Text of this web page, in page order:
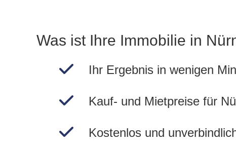
Was ist Ihre Immobilie in
Ihr Ergebnis in wenigen
Kauf- und Mietpreise für
Kostenlos und